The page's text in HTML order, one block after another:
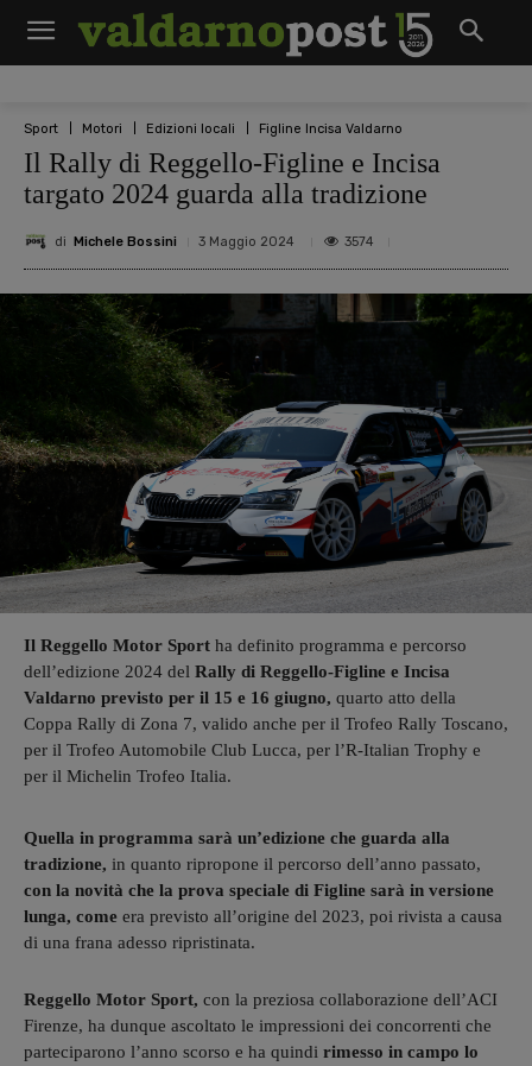
Sport Motori Edizioni locali Figline Incisa Valdarno
Il Rally di Reggello-Figline e Incisa
targato 2024 guarda alla tradizione
di Michele Bossini 3 Maggio 2024 3574
Il Reggello Motor Sport ha definito programma e percorso
dell’edizione 2024 del Rally di Reggello-Figline e Incisa
Valdarno previsto per il 15 e 16 giugno, quarto atto della
Coppa Rally di Zona 7, valido anche per il Trofeo Rally Toscano,
per il Trofeo Automobile Club Lucca, per l’R-Italian Trophy e
per il Michelin Trofeo Italia.
Quella in programma sarà un’edizione che guarda alla
tradizione, in quanto ripropone il percorso dell’anno passato,
con la novità che la prova speciale di Figline sarà in versione
lunga, come era previsto all’origine del 2023, poi rivista a causa
di una frana adesso ripristinata.
Reggello Motor Sport, con la preziosa collaborazione dell’ACI
Firenze, ha dunque ascoltato le impressioni dei concorrenti che
parteciparono l’anno scorso e ha quindi rimesso in campo lo